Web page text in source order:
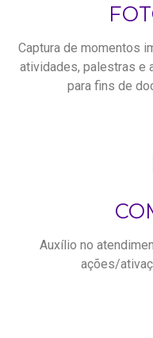
Captura de momentos
atividades, palestras e
para fins de
Auxílio no
ações/